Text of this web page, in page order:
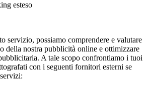
esteso
servizio, possiamo comprendere e valutare
della nostra pubblicità online e ottimizzare
A tale scopo confrontiamo i tuoi
con i seguenti fornitori esterni se